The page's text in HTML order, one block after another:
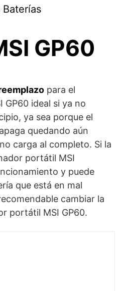
Baterías
GP60
para el
ideal si ya no
ya sea porque el
quedando aún
carga al completo. Si la
portátil MSI
y puede
que está en mal
cambiar la
portátil MSI GP60.